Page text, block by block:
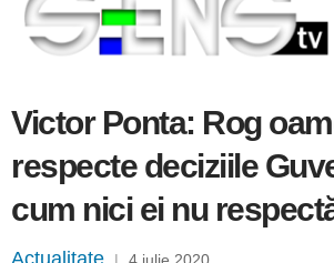
Victor Ponta: Rog
respecte deciziile
cum nici ei nu